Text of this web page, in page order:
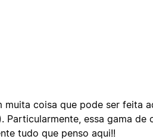
muita coisa que pode ser feita
essa gama de
tudo que penso aqui!!